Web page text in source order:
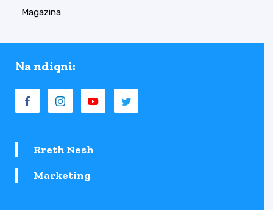
Magazina
Na ndiqni:
Rreth Nesh
Marketing